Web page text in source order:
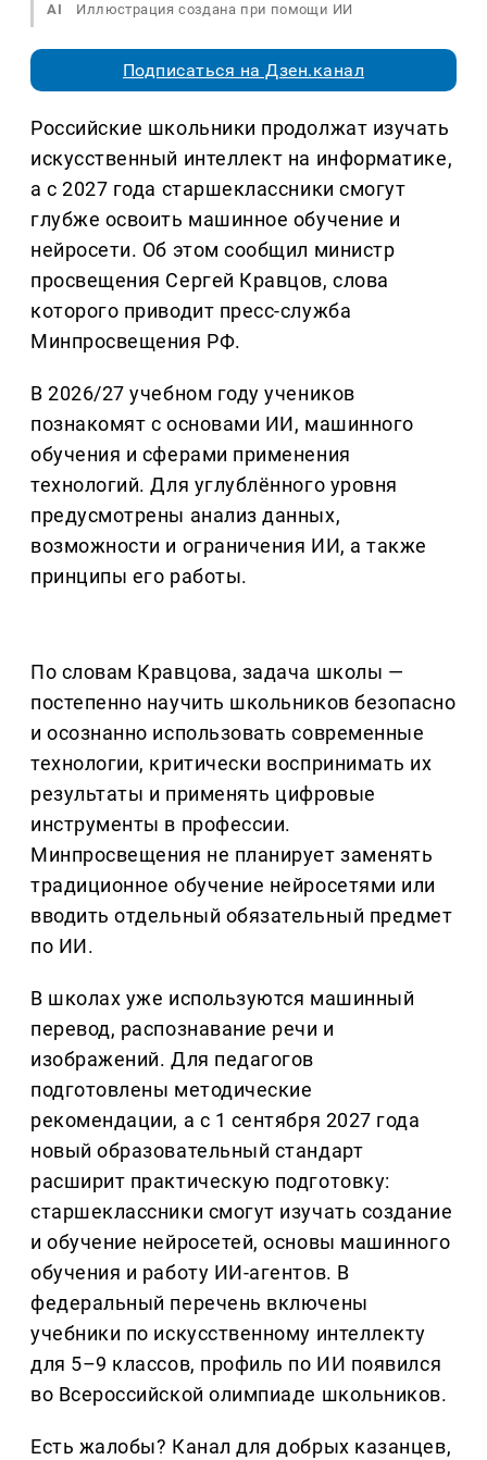
AI Иллюстрация создана при помощи ИИ
Подписаться на Дзен.канал
Российские школьники продолжат изучать
искусственный интеллект на информатике,
а с 2027 года старшеклассники смогут
глубже освоить машинное обучение и
нейросети. Об этом сообщил министр
просвещения Сергей Кравцов, слова
которого приводит пресс-служба
Минпросвещения РФ.
В 2026/27 учебном году учеников
познакомят с основами ИИ, машинного
обучения и сферами применения
технологий. Для углублённого уровня
предусмотрены анализ данных,
возможности и ограничения ИИ, а также
принципы его работы.
По словам Кравцова, задача школы —
постепенно научить школьников безопасно
и осознанно использовать современные
технологии, критически воспринимать их
результаты и применять цифровые
инструменты в профессии.
Минпросвещения не планирует заменять
традиционное обучение нейросетями или
вводить отдельный обязательный предмет
по ИИ.
В школах уже используются машинный
перевод, распознавание речи и
изображений. Для педагогов
подготовлены методические
рекомендации, а с 1 сентября 2027 года
новый образовательный стандарт
расширит практическую подготовку:
старшеклассники смогут изучать создание
и обучение нейросетей, основы машинного
обучения и работу ИИ-агентов. В
федеральный перечень включены
учебники по искусственному интеллекту
для 5–9 классов, профиль по ИИ появился
во Всероссийской олимпиаде школьников.
Есть жалобы? Канал для добрых казанцев,